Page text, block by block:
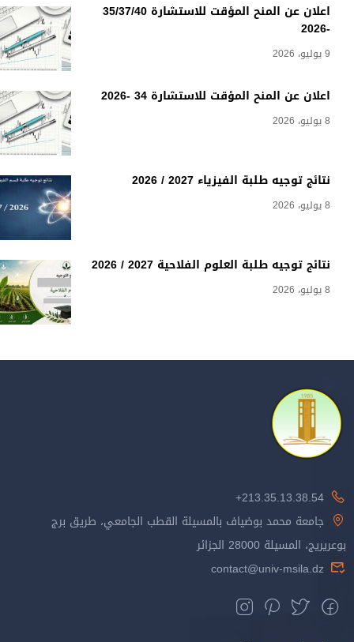
اعلان عن المنح المؤقت للاستشارة 35/37/40
-2026
9 يوليو، 2026
اعلان عن المنح المؤقت للاستشارة 34 -2026
8 يوليو، 2026
نتائج توجيه طلبة الفيزياء 2027 / 2026
8 يوليو، 2026
نتائج توجيه طلبة العلوم الفلاحية 2027 / 2026
8 يوليو، 2026
213.35.13.38.54+
جامعة محمد بوضياف بالمسيلة القطب الجامعي، طريق برج
بوعريريج، المسيلة 28000 الجزائر
contact@univ-msila.dz